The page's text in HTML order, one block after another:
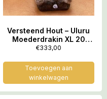
Versteend Hout – Uluru
Moederdrakin XL 20
(16x10x8 cm – 1441 gr):
HET OER GEHEUGEN VAN
DE LEMURIA
STAMOUDSTEN
€333,00
Toevoegen aan
winkelwagen